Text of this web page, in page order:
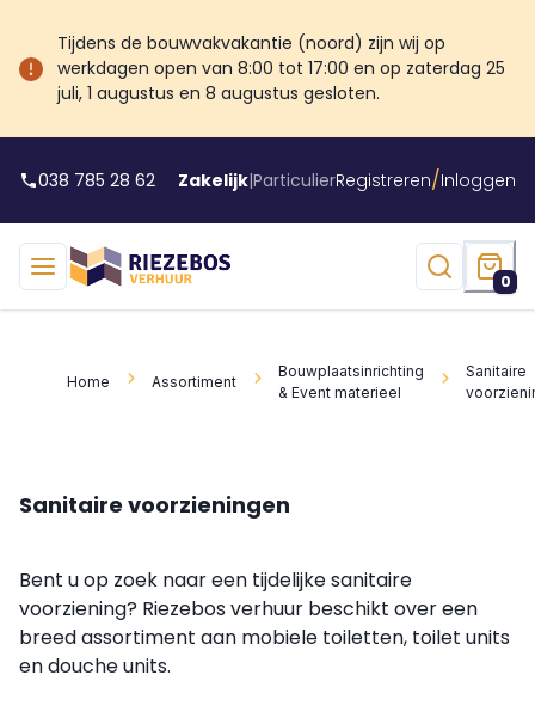
Tijdens de bouwvakvakantie (noord) zijn wij op
werkdagen open van 8:00 tot 17:00 en op zaterdag 25
juli, 1 augustus en 8 augustus gesloten.
038 785 28 62 Zakelijk|ParticulierRegistreren/Inloggen
0
Home Assortiment
Bouwplaatsinrichting
& Event materieel
Sanitaire
Sanitaire voorzieningen
Bent u op zoek naar een tijdelijke sanitaire
voorziening? Riezebos verhuur beschikt over een
breed assortiment aan mobiele toiletten, toilet units
en douche units.